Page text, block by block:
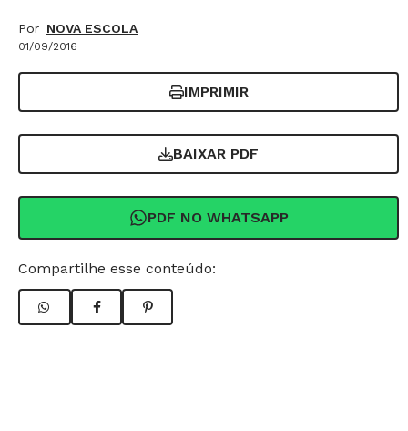
Por NOVA ESCOLA
01/09/2016
IMPRIMIR
BAIXAR PDF
PDF NO WHATSAPP
Compartilhe esse conteúdo: